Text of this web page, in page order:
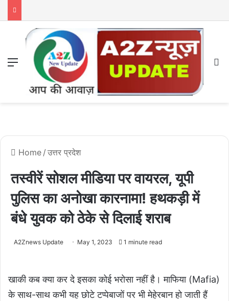
Menu
Home / उत्तर प्रदेश
तस्वीरें सोशल मीडिया पर वायरल, यूपी
पुलिस का अनोखा कारनामा! हथकड़ी में
बंधे युवक को ठेके से दिलाई शराब
A2Znews Update May 1, 2023 1 minute read
खाकी कब क्या कर दे इसका कोई भरोसा नहीं है। माफिया (Mafia)
के साथ-साथ कभी यह छोटे टप्पेबाजों पर भी मेहेरबान हो जाती हैं